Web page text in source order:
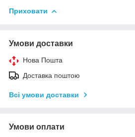
Приховати
Умови доставки
Нова Пошта
Доставка поштою
Всі умови доставки
Умови оплати